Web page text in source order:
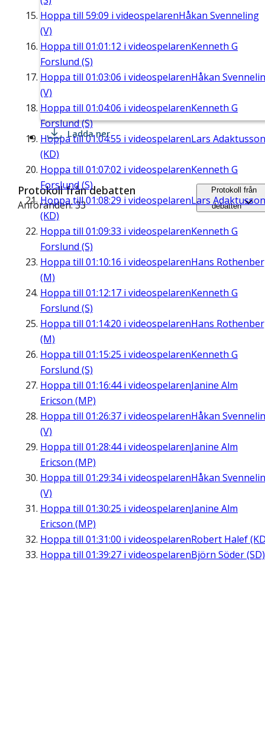
Hoppa till 59:09 i videospelarenHåkan Svenneling
(V)
Hoppa till 01:01:12 i videospelarenKenneth G
Forslund (S)
Hoppa till 01:03:06 i videospelarenHåkan
(V)
Hoppa till 01:04:06 i videospelarenKenneth G
Forslund (S)
Hoppa till01:04:55 i videospelarenLars Adaktusson
(KD)
Hoppa till 01:07:02 i videospelarenKenneth G
Forslund (S)
Hoppa till01:08:29 i videospelarenLars Adaktusson
(KD)
Hoppa till 01:09:33 i videospelarenKenneth G
Forslund (S)
Hoppa till 01:10:16 i videospelarenHans
(M)
Hoppa till 01:12:17 i videospelarenKenneth G
Forslund (S)
Hoppa till 01:14:20 i videospelarenHans
(M)
Hoppa till 01:15:25 i videospelarenKenneth G
Forslund (S)
Hoppa till 01:16:44i videospelarenJanine Alm
Ericson (MP)
Hoppa till 01:26:37 i videospelarenHåkan
(V)
Hoppa till 01:28:44i videospelarenJanine Alm
Ericson (MP)
Hoppa till 01:29:34i videospelarenHåkan
(V)
Hoppa till 01:30:25 i videospelarenJanine Alm
Ericson (MP)
Hoppa till 01:31:00 i videospelarenRobert Halef
Hoppa till 01:39:27 i videospelarenBjörn Söder (SD)
Ladda ner
Protokoll från debatten
Anföranden: 33
Protokoll från
debatten